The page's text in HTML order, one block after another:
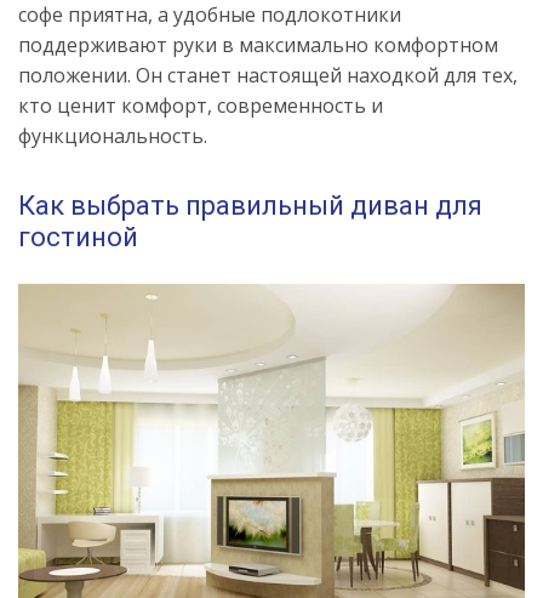
софе приятна, а удобные подлокотники
поддерживают руки в максимально комфортном
положении. Он станет настоящей находкой для тех,
кто ценит комфорт, современность и
функциональность.
Как выбрать правильный диван для
гостиной